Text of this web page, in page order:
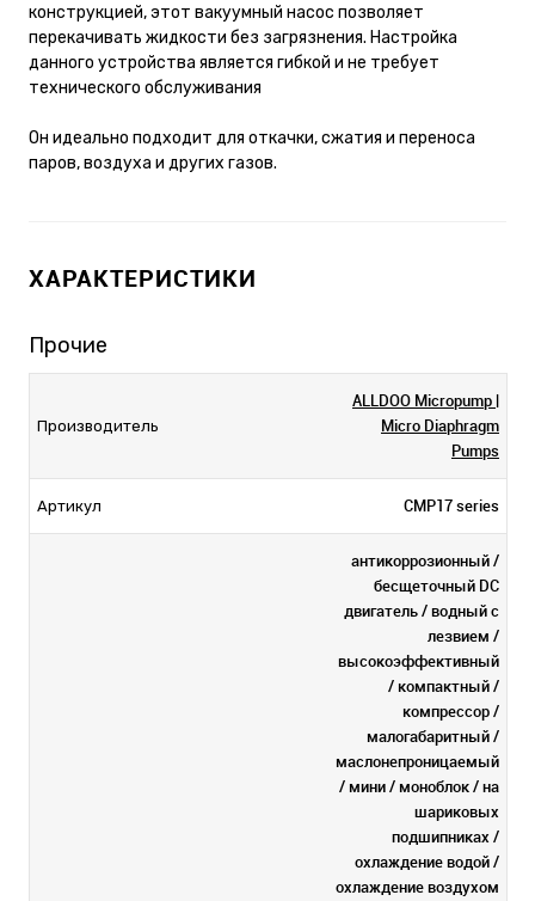
конструкцией, этот вакуумный насос позволяет
перекачивать жидкости без загрязнения. Настройка
данного устройства является гибкой и не требует
технического обслуживания
Он идеально подходит для откачки, сжатия и переноса
паров, воздуха и других газов.
ХАРАКТЕРИСТИКИ
Прочие
Производитель
ALLDOO Micropump |
Micro Diaphragm
Pumps
Артикул CMP17 series
антикоррозионный /
бесщеточный DC
двигатель / водный с
лезвием /
высокоэффективный
/ компактный /
компрессор /
малогабаритный /
маслонепроницаемый
/ мини / моноблок / на
шариковых
подшипниках /
охлаждение водой /
охлаждение воздухом